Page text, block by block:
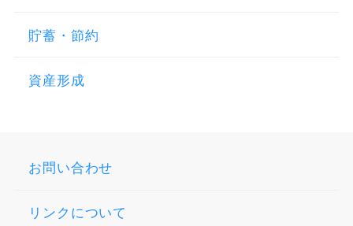
貯蓄・節約
資産形成
お問い合わせ
リンクについて